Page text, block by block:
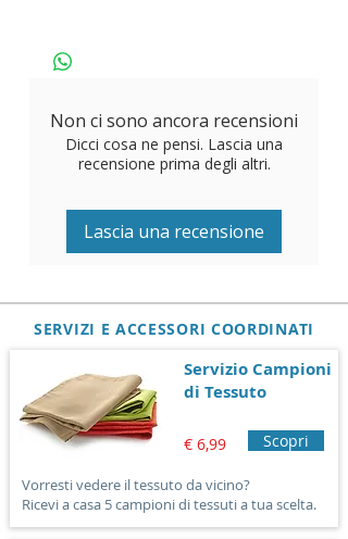
(impermeabile ed idrorepellente)
CARATTERISTICHE: Alta qualità.
Resistente agli strappi, non
pilling. - Peso: 280 grs/mq
PRODOTTO:Made in Italy
possibile usare l'asciugatrice.
TRATTAMENTO
IMPERMEABILE:
Dopo il lavaggio
si consiglia di stirare il tessuto al
rovescio per riattivare il
CONSIGLI DI MANUTENZIONE:
Non lavare con detersivi
Non ci sono ancora recensioni
Dicci cosa ne pensi. Lascia una
recensione prima degli altri.
Lascia una recensione
SERVIZI E ACCESSORI COORDINATI
Servizio Campioni
di Tessuto
€ 6,99 Scopri
Vorresti vedere il tessuto da vicino?
Ricevi a casa 5 campioni di tessuti a tua scelta.